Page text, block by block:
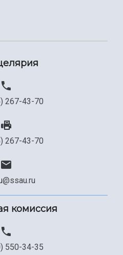
267-43-70
267-43-70
комиссия
550-34-35